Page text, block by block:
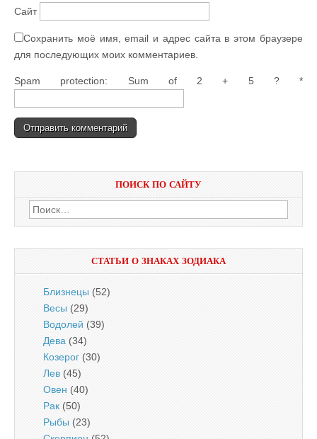
Сайт
Сохранить моё имя, email и адрес сайта в этом браузере
для последующих моих комментариев.
Spam protection: Sum of 2 + 5 ? *
ПОИСК ПО САЙТУ
Найти:
СТАТЬИ О ЗНАКАХ ЗОДИАКА
Близнецы (52)
Весы (29)
Водолей (39)
Дева (34)
Козерог (30)
Лев (45)
Овен (40)
Рак (50)
Рыбы (23)